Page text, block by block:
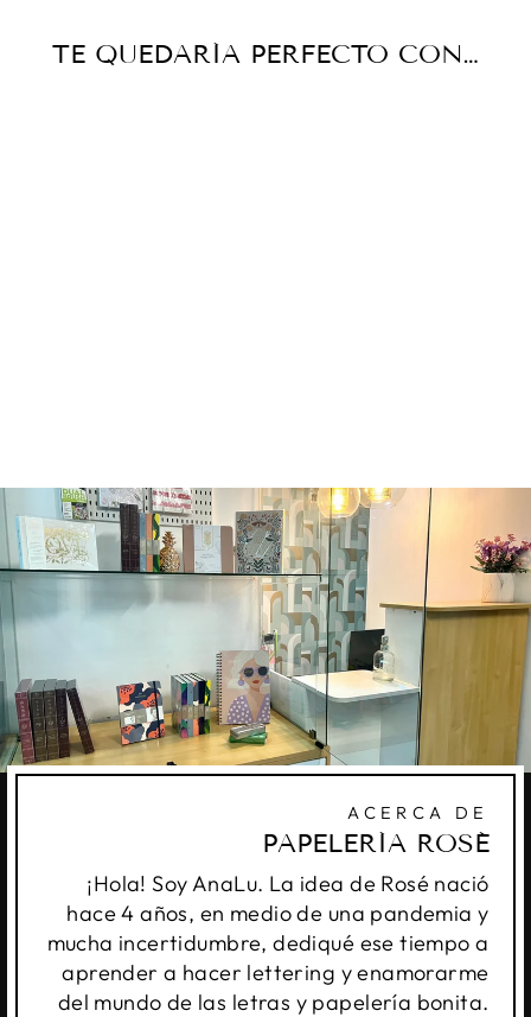
TE QUEDARÍA PERFECTO CON…
ACERCA DE
PAPELERÍA ROSÉ
¡Hola! Soy AnaLu. La idea de Rosé nació
hace 4 años, en medio de una pandemia y
mucha incertidumbre, dediqué ese tiempo a
aprender a hacer lettering y enamorarme
del mundo de las letras y papelería bonita.